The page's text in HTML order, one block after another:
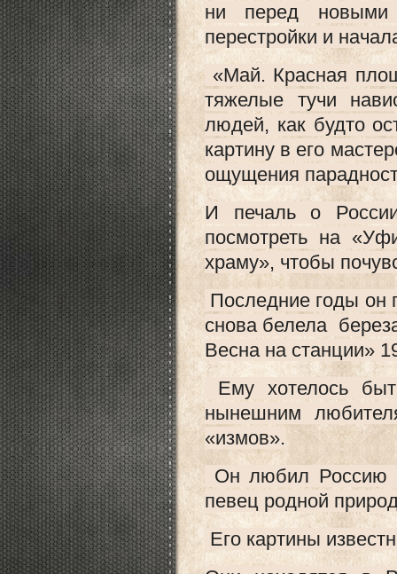
ни перед новыми
перестройки и
«Май. Красная
тяжелые тучи
людей, как будто
картину в его
ощущения
И печаль о
посмотреть на
храму», чтобы
Последние годы он
снова белела
Весна на станции»
Ему хотелось
нынешним
«измов».
Он любил Россию
певец родной
Его картины